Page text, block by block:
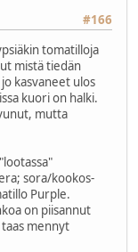
#166
tomatilloja
mistä tiedän
kasvaneet ulos
kuori on halki.
mutta
sora/kookos-
Purple.
on piisannut
mennyt